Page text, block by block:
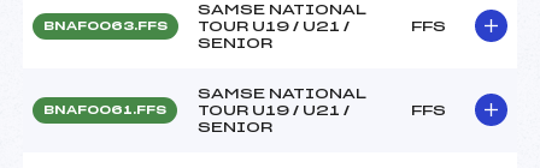
BNAF0063.FFS
SAMSE NATIONAL
TOUR U19 / U21 /
SENIOR
FFS
BNAF0061.FFS
SAMSE NATIONAL
TOUR U19 / U21 /
SENIOR
FFS